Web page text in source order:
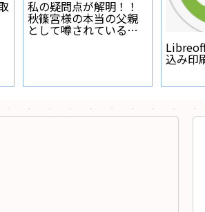
私の疑問点が解明！！
秋篠宮様の本当の父親
として噂されている人
込み印